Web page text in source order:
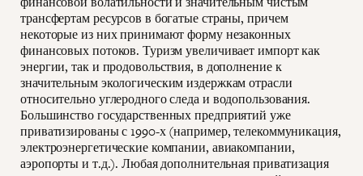
трансфертам ресурсов в богатые страны, причем
некоторые из них принимают форму незаконных
финансовых потоков. Туризм увеличивает импорт как
энергии, так и продовольствия, в дополнение к
значительным экологическим издержкам отрасли
относительно углеродного следа и водопользования.
Большинство государственных предприятий уже
приватизированы с 1990-х (например, телекоммуникация,
электроэнергетические компании, авиакомпании,
аэропорты и т.д.). Любая дополнительная приватизация